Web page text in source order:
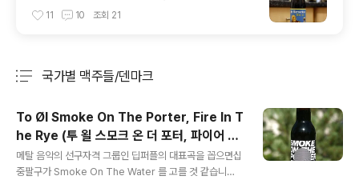
Abt 12) - 10.5%
11 10 조회 21
국가별 맥주들/덴마크
To Øl Smoke On The Porter, Fire In T
he Rye (투 욀 스모크 온 더 포터, 파이어 인
더 라이 BA) - 11.1%
메탈 음악의 선구자격 그룹인 딥퍼플의 대표곡을 꼽으면십
중팔구가 Smoke On The Water 를 고를 것 같습니